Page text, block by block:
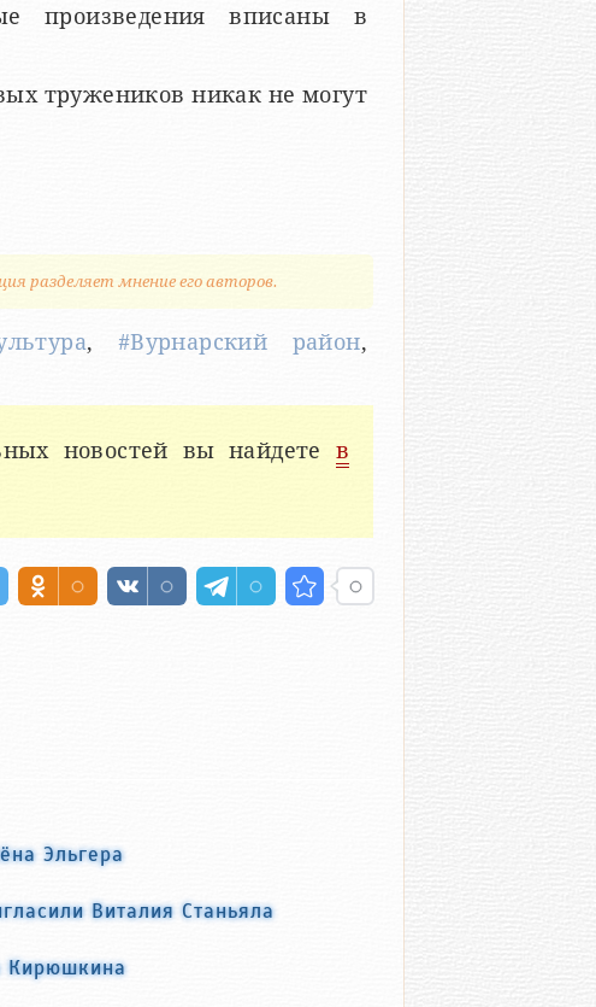
произведения вписаны в
тружеников никак не могут
разделяет мнение его авторов.
, #Вурнарский район,
новостей вы найдете в
Эльгера
Виталия Станьяла
Кирюшкина